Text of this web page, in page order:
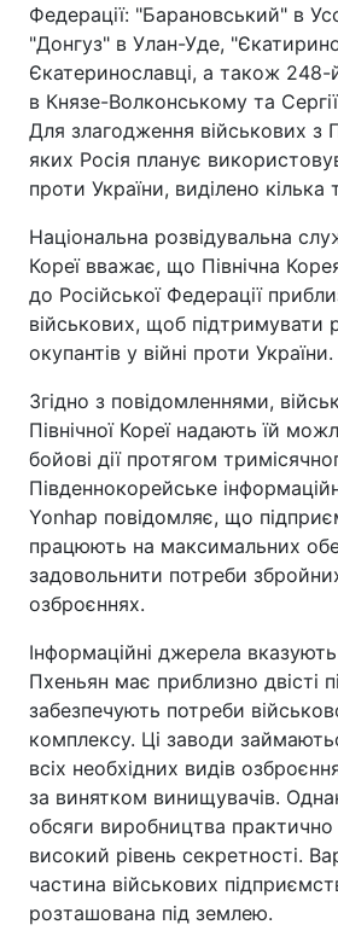
Федерації: "Барановський" в
"Донгуз" в Улан-Уде,
Єкатеринославці, а також 248-
в Князе-Волконському та
Для злагодження військових з
яких Росія планує
проти України, виділено кілька
Національна розвідувальна
Кореї вважає, що Північна
до Російської Федерації
військових, щоб підтримувати
окупантів у війні проти України.
Згідно з повідомленнями,
Північної Кореї надають їй
бойові дії протягом
Південнокорейське
Yonhap повідомляє, що
працюють на максимальних
задовольнити потреби
озброєннях.
Інформаційні джерела
Пхеньян має приблизно двісті
забезпечують потреби
комплексу. Ці заводи
всіх необхідних видів
за винятком винищувачів.
обсяги виробництва
високий рівень секретності.
частина військових
розташована під землею.